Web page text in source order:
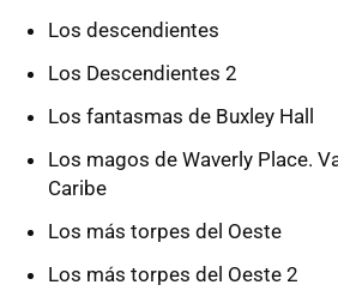
Los descendientes
Los Descendientes 2
Los fantasmas de Buxley Hall
Los magos de Waverly Place.
Caribe
Los más torpes del Oeste
Los más torpes del Oeste 2